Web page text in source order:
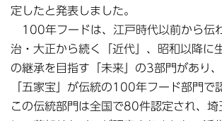
定したと発表しました。
100年フードは、江戸時代以前から伝
治・大正から続く「近代」、昭和以降に
の継承を目指す「未来」の3部門があり
「五家宝」が伝統の100年フード部門で
この伝統部門は全国で80件認定され、埼